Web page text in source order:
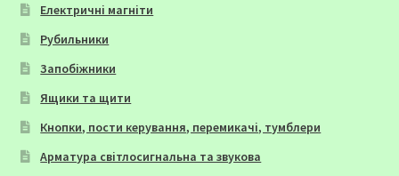
Електричні магніти
Рубильники
Запобіжники
Ящики та щити
Кнопки, пости керування, перемикачі, тумблери
Арматура світлосигнальна та звукова